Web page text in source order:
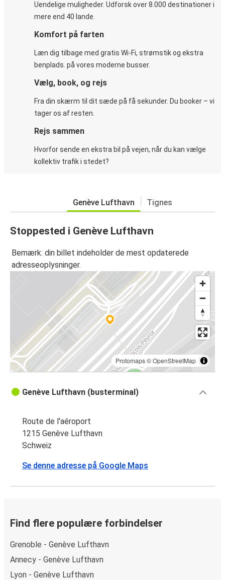
Uendelige muligheder. Udforsk over 8.000 destinationer i
mere end 40 lande.
Komfort på farten
Læn dig tilbage med gratis Wi-Fi, strømstik og ekstra
benplads. på vores moderne busser.
Vælg, book, og rejs
Fra din skærm til dit sæde på få sekunder. Du booker – vi
tager os af resten.
Rejs sammen
Hvorfor sende en ekstra bil på vejen, når du kan vælge
kollektiv trafik i stedet?
Genève Lufthavn Tignes
Stoppested i Genève Lufthavn
Bemærk: din billet indeholder de mest opdaterede
adresseoplysninger.
Protomaps©OpenStreetMap
Genève Lufthavn (busterminal)
Route de l'aéroport
1215 Genève Lufthavn
Schweiz
Se denne adresse på Google Maps
Find flere populære forbindelser
Grenoble - Genève Lufthavn
Annecy - Genève Lufthavn
Lyon - Genève Lufthavn